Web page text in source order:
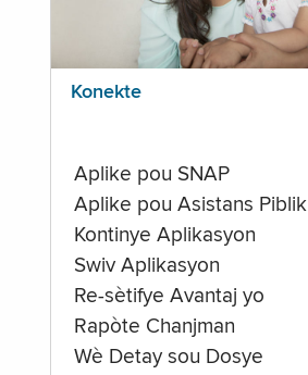
Konekte
Aplike pou SNAP
Aplike pou Asistans Piblik
Kontinye Aplikasyon
Swiv Aplikasyon
Re-sètifye Avantaj yo
Rapòte Chanjman
Wè Detay sou Dosye